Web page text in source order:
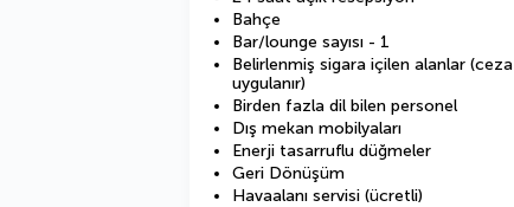
Bahçe
Bar/lounge sayısı - 1
Belirlenmiş sigara içilen alanlar (ceza
uygulanır)
Birden fazla dil bilen personel
Dış mekan mobilyaları
Enerji tasarruflu düğmeler
Geri Dönüşüm
Havaalanı servisi (ücretli)